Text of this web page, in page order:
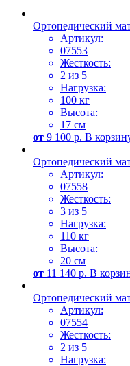
Ортопедический
Артикул:
07553
Жесткость:
2 из 5
Нагрузка:
100 кг
Высота:
17 см
от 9 100 р. В
Ортопедический
Артикул:
07558
Жесткость:
3 из 5
Нагрузка:
110 кг
Высота:
20 см
от 11 140 р. В
Ортопедический
Артикул:
07554
Жесткость:
2 из 5
Нагрузка: